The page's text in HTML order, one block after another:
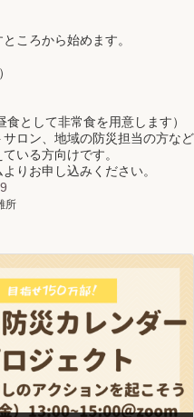
ころから始めます。
として非常食を用意します）
ロン、地域の防災担当の方など
いる方向けです。
りお申し込みください。
所